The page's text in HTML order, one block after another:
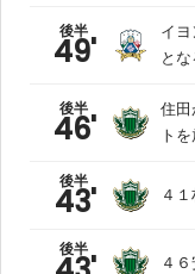
後半
４
後半
43' ４
後半
46'
住
ト
後半
49'
イ
と